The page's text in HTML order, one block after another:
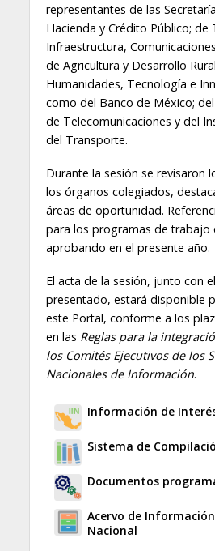
representantes de las
Hacienda y Crédito Público; de
Infraestructura,
de Agricultura y Desarrollo
Humanidades, Tecnología e
como del Banco de México;
de Telecomunicaciones y del
del Transporte.
Durante la sesión se revisaron
los órganos colegiados,
áreas de oportunidad.
para los programas de trabajo
aprobando en el presente año.
El acta de la sesión, junto con
presentado, estará disponible
este Portal, conforme a los
en las Reglas para la
los Comités Ejecutivos de los
Nacionales de Información.
Información de
Sistema de
Documentos
Acervo de
Nacional